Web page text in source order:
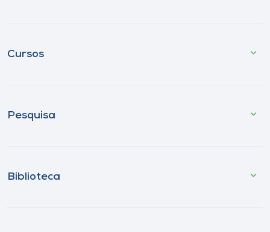
Cursos
Pesquisa
Biblioteca